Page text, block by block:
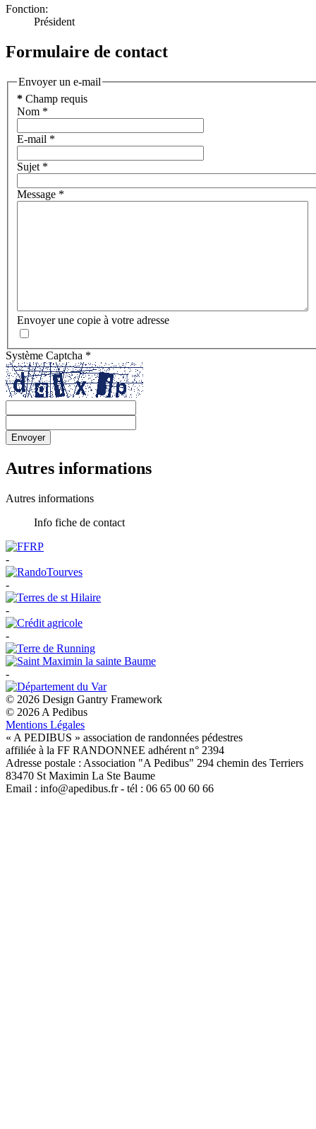
Fonction:
Président
Formulaire de contact
Envoyer un e-mail
* Champ requis
Nom *
E-mail *
Sujet *
Message *
Envoyer une copie à votre adresse
Système Captcha *
Envoyer
Autres informations
Autres informations
Info fiche de contact
-
-
-
-
-
© 2026 Design Gantry Framework
© 2026 A Pedibus
Mentions Légales
« A PEDIBUS » association de randonnées pédestres
affiliée à la FF RANDONNEE adhérent n° 2394
Adresse postale : Association "A Pedibus" 294 chemin des Terriers
83470 St Maximin La Ste Baume
Email : info@apedibus.fr - tél : 06 65 00 60 66